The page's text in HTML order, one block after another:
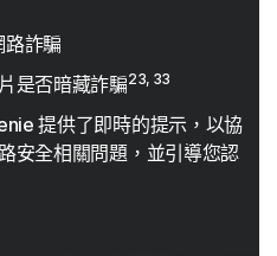
路詐騙
是否暗藏詐騙23, 33
提供了即時的提示，以協
安全相關問題，並引導您認